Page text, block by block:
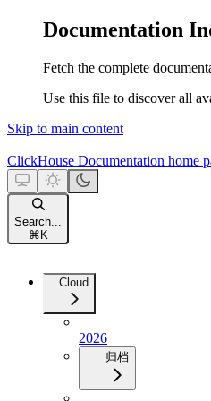
Documentation
Fetch the complete
Use this file to discover all
Skip to main content
ClickHouse Documentation home
Search...
⌘ K
Cloud
2026
归档